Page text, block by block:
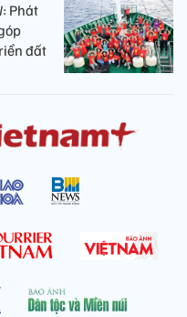
Phát
đất